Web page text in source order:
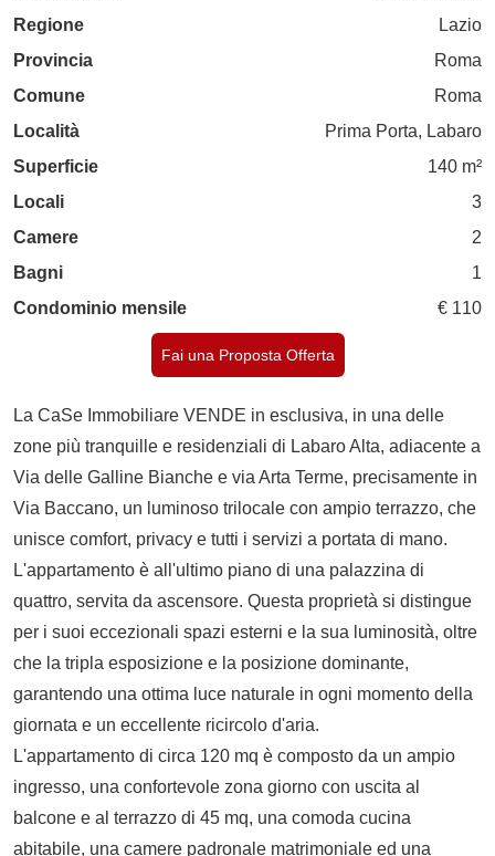
Regione
Lazio
Provincia
Roma
Comune
Roma
Località
Prima Porta, Labaro
Superficie
140 m²
Locali
3
Camere
2
Bagni
1
Condominio mensile
€ 110
Fai una Proposta Offerta
La CaSe Immobiliare VENDE in esclusiva, in una delle
zone più tranquille e residenziali di Labaro Alta, adiacente a
Via delle Galline Bianche e via Arta Terme, precisamente in
Via Baccano, un luminoso trilocale con ampio terrazzo, che
unisce comfort, privacy e tutti i servizi a portata di mano.
L'appartamento è all'ultimo piano di una palazzina di
quattro, servita da ascensore. Questa proprietà si distingue
per i suoi eccezionali spazi esterni e la sua luminosità, oltre
che la tripla esposizione e la posizione dominante,
garantendo una ottima luce naturale in ogni momento della
giornata e un eccellente ricircolo d'aria.
L'appartamento di circa 120 mq è composto da un ampio
ingresso, una confortevole zona giorno con uscita al
balcone e al terrazzo di 45 mq, una comoda cucina
abitabile, una camere padronale matrimoniale ed una